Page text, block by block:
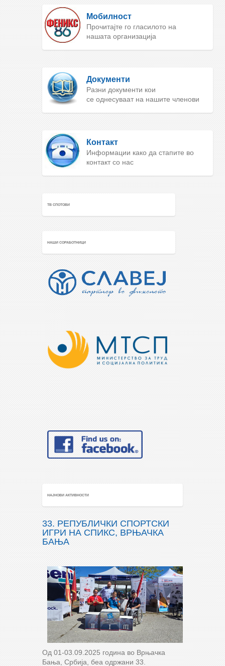
Мобилност
Прочитајте го гласилото на
нашата организација
Документи
Разни документи кои
се однесуваат на нашите членови
Контакт
Информации како да стапите во
контакт со нас
ТВ СПОТОВИ
НАШИ СОРАБОТНИЦИ
НАЈНОВИ АКТИВНОСТИ
33. РЕПУБЛИЧКИ СПОРТСКИ
ИГРИ НА СПИКС, ВРЊАЧКА
БАЊА
Од 01-03.09.2025 година во Врњачка
Бања, Србија, беа одржани 33.